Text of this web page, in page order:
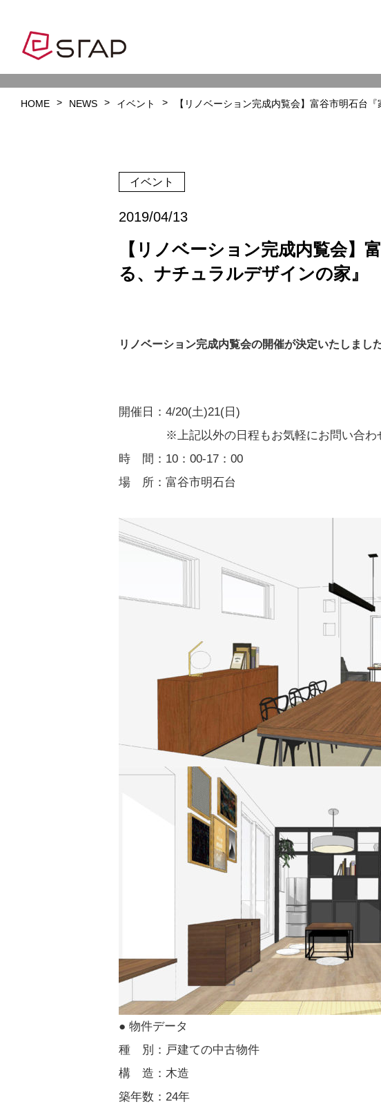
HOME NEWS イベント 【リノベーション完成内覧会】富谷市明石台
イベント
2019/04/13
【リノベーション完成内覧会】
る、ナチュラルデザインの家』
リノベーション完成内覧会の開催が決定いたしまし
開催日：4/20(土)21(日)
※上記以外の日程もお気軽にお問い合わせ
時　間：10：00‐17：00
場　所：富谷市明石台
● 物件データ
種 別：戸建ての中古物件
構 造：木造
築年数：24年